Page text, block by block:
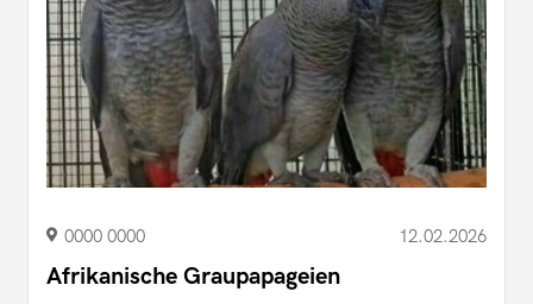
0000 0000 12.02.2026
Afrikanische Graupapageien